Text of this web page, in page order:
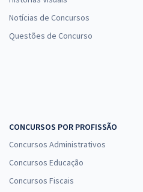
Notícias de Concursos
Questões de Concurso
CONCURSOS POR PROFISSÃO
Concursos Administrativos
Concursos Educação
Concursos Fiscais